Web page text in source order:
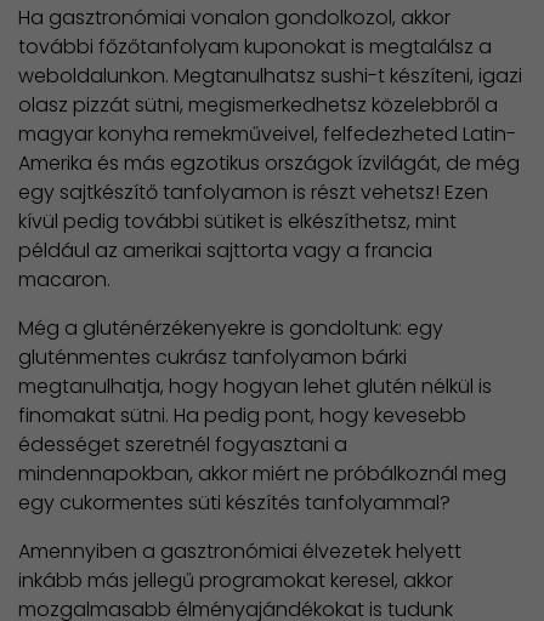
Ha gasztronómiai vonalon gondolkozol, akkor
további főzőtanfolyam kuponokat is megtalálsz a
weboldalunkon. Megtanulhatsz sushi-t készíteni, igazi
olasz pizzát sütni, megismerkedhetsz közelebbről a
magyar konyha remekműveivel, felfedezheted Latin-
Amerika és más egzotikus országok ízvilágát, de még
egy sajtkészítő tanfolyamon is részt vehetsz! Ezen
kívül pedig további sütiket is elkészíthetsz, mint
például az amerikai sajttorta vagy a francia
macaron.
Még a gluténérzékenyekre is gondoltunk: egy
gluténmentes cukrász tanfolyamon bárki
megtanulhatja, hogy hogyan lehet glutén nélkül is
finomakat sütni. Ha pedig pont, hogy kevesebb
édességet szeretnél fogyasztani a
mindennapokban, akkor miért ne próbálkoznál meg
egy cukormentes süti készítés tanfolyammal?
Amennyiben a gasztronómiai élvezetek helyett
inkább más jellegű programokat keresel, akkor
mozgalmasabb élményajándékokat is tudunk